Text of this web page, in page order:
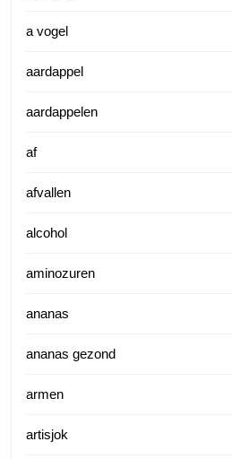
a vogel
aardappel
aardappelen
af
afvallen
alcohol
aminozuren
ananas
ananas gezond
armen
artisjok